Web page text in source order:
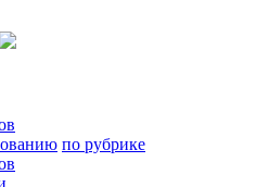
по рубрике